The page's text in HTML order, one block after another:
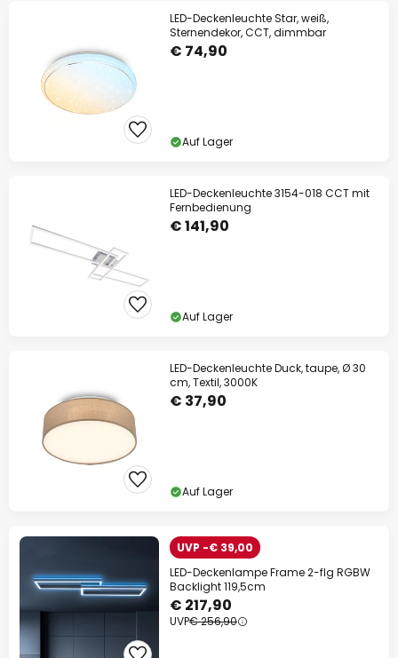
LED-Deckenleuchte Star, weiß,
Sternendekor, CCT, dimmbar
€ 74,90
Auf Lager
LED-Deckenleuchte 3154-018 CCT mit
Fernbedienung
€ 141,90
Auf Lager
LED-Deckenleuchte Duck, taupe, Ø 30
cm, Textil, 3000K
€ 37,90
Auf Lager
UVP -€ 39,00
LED-Deckenlampe Frame 2-flg RGBW
Backlight 119,5cm
€ 217,90
UVP€ 256,90